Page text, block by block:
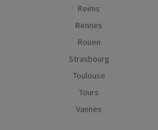
Reims
Rennes
Rouen
Strasbourg
Toulouse
Tours
Vannes